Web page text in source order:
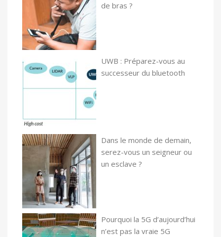
de bras ?
UWB : Préparez-vous au
successeur du bluetooth
Dans le monde de demain,
serez-vous un seigneur ou
un esclave ?
Pourquoi la 5G d’aujourd’hui
n’est pas la vraie 5G